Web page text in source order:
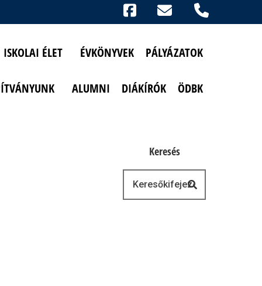
ISKOLAI ÉLET ÉVKÖNYVEK PÁLYÁZATOK
ALUMNI DIÁKÍRÓK ÖDBK
Keresés